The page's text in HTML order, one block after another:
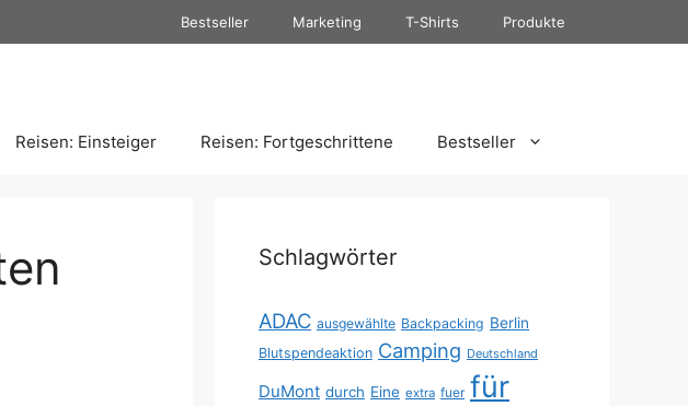
Bestseller Marketing T-Shirts Produkte
Reisen: Einsteiger Reisen: Fortgeschrittene Bestseller
Schlagwörter
ADAC ausgewählte Backpacking Berlin
Blutspendeaktion Camping Deutschland
DuMont durch Eine extra fuer für